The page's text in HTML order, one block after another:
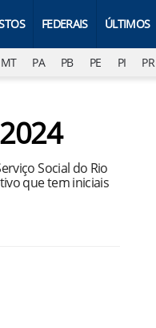
FEDERAIS ÚLTIMOS
MT PA PB PE PI PR
Social do Rio
que tem iniciais